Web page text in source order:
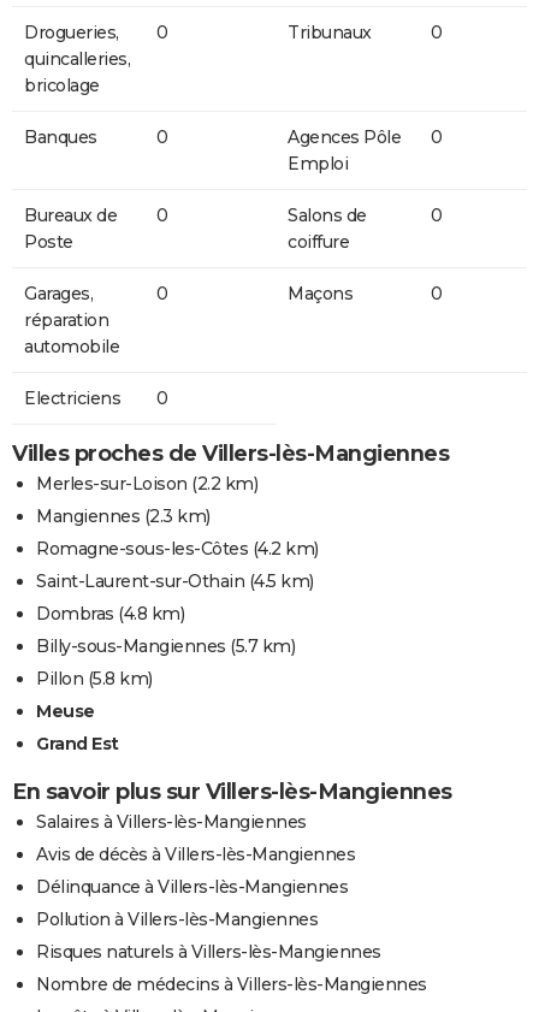
Drogueries,
quincalleries,
bricolage
0 Tribunaux 0
Banques 0
Agences Pôle
Emploi
0
Bureaux de
Poste
0
Salons de
coiffure
0
Garages,
réparation
automobile
0 Maçons 0
Electriciens 0
Villes proches de Villers-lès-Mangiennes
Merles-sur-Loison (2.2 km)
Mangiennes (2.3 km)
Romagne-sous-les-Côtes (4.2 km)
Saint-Laurent-sur-Othain (4.5 km)
Dombras (4.8 km)
Billy-sous-Mangiennes (5.7 km)
Pillon (5.8 km)
Meuse
Grand Est
En savoir plus sur Villers-lès-Mangiennes
Salaires à Villers-lès-Mangiennes
Avis de décès à Villers-lès-Mangiennes
Délinquance à Villers-lès-Mangiennes
Pollution à Villers-lès-Mangiennes
Risques naturels à Villers-lès-Mangiennes
Nombre de médecins à Villers-lès-Mangiennes